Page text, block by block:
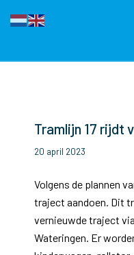
Tramlijn 17 rijdt
20 april 2023
Volgens de plannen
traject aandoen. Dit
vernieuwde traject
Wateringen. Er